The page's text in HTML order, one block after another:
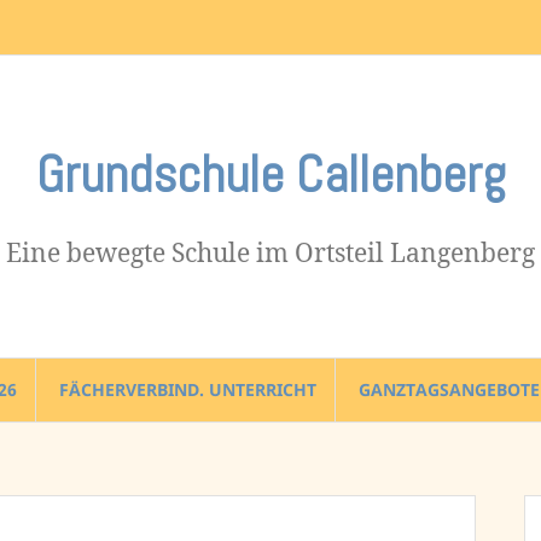
Grundschule Callenberg
Eine bewegte Schule im Ortsteil Langenberg
FÄCHERVERBIND. UNTERRICHT GANZTAGSANGEBOTE